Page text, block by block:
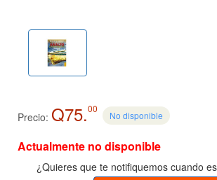
Precio: Q75.00
No disponible
Actualmente no disponible
¿Quieres que te notifiquemos cuando